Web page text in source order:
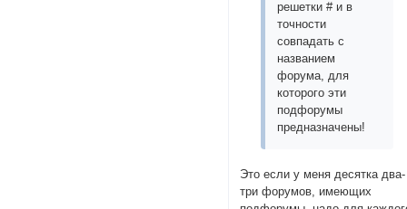
решетки # и в
точности
совпадать с
названием
форума, для
которого эти
подфорумы
предназначены!
Это если у меня десятка два-
три форумов, имеющих